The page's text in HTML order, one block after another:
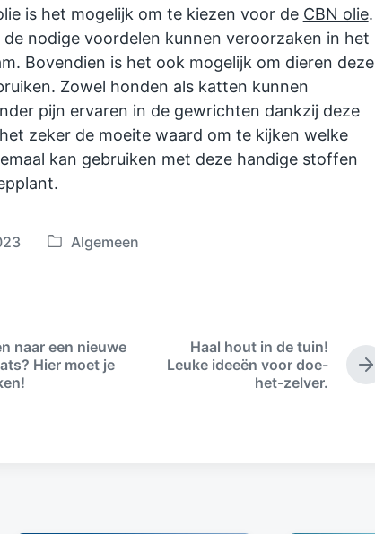
is het mogelijk om te kiezen voor de CBN olie.
de nodige voordelen kunnen veroorzaken in het
Bovendien is het ook mogelijk om dieren deze
Zowel honden als katten kunnen
pijn ervaren in de gewrichten dankzij deze
zeker de moeite waard om te kijken welke
kan gebruiken met deze handige stoffen
P
d
Algemeen
naar een nieuwe
Hier moet je
N
e
Haal hout in de tuin!
Leuke ideeën voor doe-
het-zelver.